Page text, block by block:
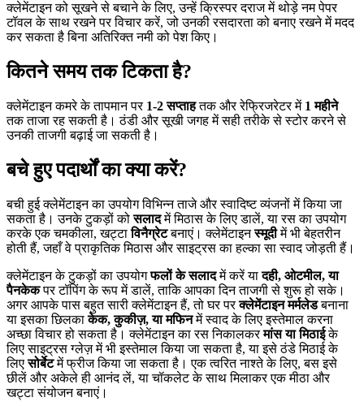
क्लेमेंटाइन को सूखने से बचाने के लिए, उन्हें क्रिस्पर दराज में थोड़े नम पेपर
टॉवल के साथ रखने पर विचार करें, जो उनकी रसदारता को बनाए रखने में मदद
कर सकता है बिना अतिरिक्त नमी को पेश किए।
कितने समय तक टिकता है?
क्लेमेंटाइन कमरे के तापमान पर 1-2 सप्ताहतक और रेफ्रिजरेटर में 1 महीने
तक ताजा रह सकती है। ठंडी और सूखी जगह में सही तरीके से स्टोर करने से
उनकी ताजगी बढ़ाई जा सकती है।
बचे हुए पदार्थों का क्या करें?
बची हुई क्लेमेंटाइन का उपयोग विभिन्न ताजे और स्वादिष्ट व्यंजनों में किया जा
सकता है। उनके टुकड़ों कोसलादमें मिठास के लिए डालें, या रस का उपयोग
करके एक चमकीला, खट्टाविनैग्रेटबनाएं। क्लेमेंटाइनस्मूदीमें भी बेहतरीन
होती हैं, जहाँ वे प्राकृतिक मिठास और साइट्रस का हल्का सा स्वाद जोड़ती हैं।
क्लेमेंटाइन के टुकड़ों का उपयोगफलों के सलादमें करें यादही, ओटमील, या
पैनकेकपर टॉपिंग के रूप में डालें, ताकि आपका दिन ताजगी से शुरू हो सके।
अगर आपके पास बहुत सारी क्लेमेंटाइन हैं, तो घर परक्लेमेंटाइन मर्मलेडबनाना
या इसका छिलकाकेक, कुकीज़, या मफिनमें स्वाद के लिए इस्तेमाल करना
अच्छा विचार हो सकता है। क्लेमेंटाइन का रस निकालकरमांस या मिठाईके
लिए साइट्रस ग्लेज़ में भी इस्तेमाल किया जा सकता है, या इसे ठंडे मिठाई के
लिएसोर्बेटमें फ्रीज किया जा सकता है। एक त्वरित नाश्ते के लिए, बस इसे
छीलें और अकेले ही आनंद लें, या चॉकलेट के साथ मिलाकर एक मीठा और
खट्टा संयोजन बनाएं।